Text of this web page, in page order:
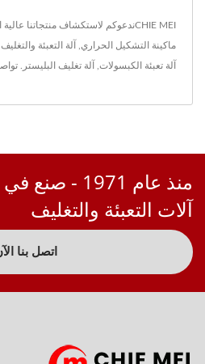
CHIE MEIندعوكم لاستكشاف منتجاتنا عالية الجودة
ماكينة التشكيل الحراري آلة التعبئة
آلة تعبئة الكبسولات آلة تغليف البليستر
منذ عام 1971
آلات التعبئة والتغليف
اتصل بنا